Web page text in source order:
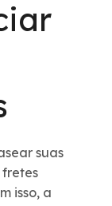
suas
isso, a